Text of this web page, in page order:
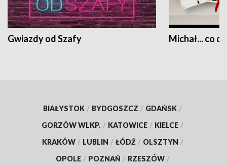
Gwiazdy od Szafy Michał... co
BIAŁYSTOK / BYDGOSZCZ / GDAŃSK /
GORZÓW WLKP. / KATOWICE / KIELCE /
KRAKÓW / LUBLIN / ŁÓDŹ / OLSZTYN /
OPOLE / POZNAŃ / RZESZÓW /